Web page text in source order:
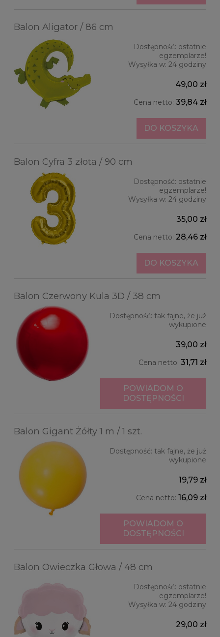
Balon Aligator / 86 cm
Dostępność: ostatnie
egzemplarze!
Wysyłka w: 24 godziny
49,00 zł
Cena netto: 39,84 zł
DO KOSZYKA
Balon Cyfra 3 złota / 90 cm
Dostępność: ostatnie
egzemplarze!
Wysyłka w: 24 godziny
35,00 zł
Cena netto: 28,46 zł
DO KOSZYKA
Balon Czerwony Kula 3D / 38 cm
Dostępność: tak fajne, że już
wykupione
39,00 zł
Cena netto: 31,71 zł
POWIADOM O
DOSTĘPNOŚCI
Balon Gigant Żółty 1 m / 1 szt.
Dostępność: tak fajne, że już
wykupione
19,79 zł
Cena netto: 16,09 zł
POWIADOM O
DOSTĘPNOŚCI
Balon Owieczka Głowa / 48 cm
Dostępność: ostatnie
egzemplarze!
Wysyłka w: 24 godziny
29,00 zł